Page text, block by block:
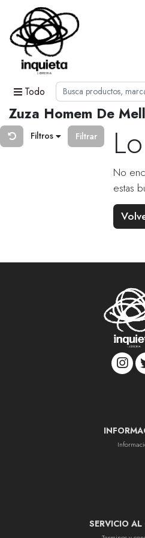
Todo
Zuza Homem De
Filtros Filtrar
No
estas
SERVICIO AL